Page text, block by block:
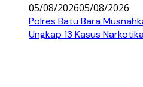
05/08/202605/08/2026
Polres Batu Bara
Ungkap 13 Kasus